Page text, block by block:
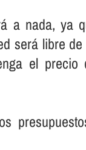
a nada, ya
será libre
el precio